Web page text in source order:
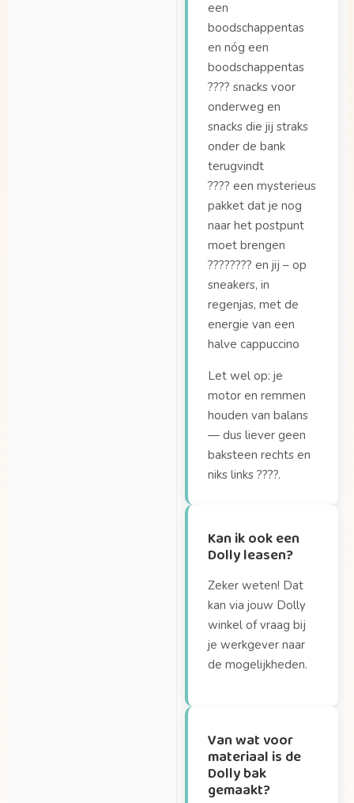
een
boodschappentas
en nóg een
boodschappentas
???? snacks voor
onderweg en
snacks die jij straks
onder de bank
terugvindt
???? een mysterieus
pakket dat je nog
naar het postpunt
moet brengen
????‍???? en jij – op
sneakers, in
regenjas, met de
energie van een
halve cappuccino
Let wel op: je
motor en remmen
houden van balans
— dus liever geen
baksteen rechts en
niks links ????.
Kan ik ook een
Dolly leasen?
Zeker weten! Dat
kan via jouw Dolly
winkel of vraag bij
je werkgever naar
de mogelijkheden.
Van wat voor
materiaal is de
Dolly bak
gemaakt?